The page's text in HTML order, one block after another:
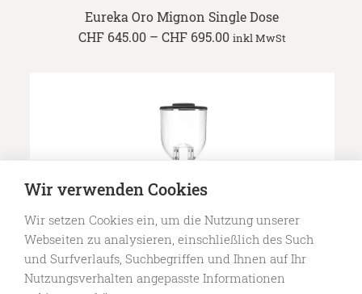
Eureka Oro Mignon Single Dose
CHF645.00 – CHF695.00Price
range:
inkl MwSt
Wir verwenden Cookies
Wir setzen Cookies ein, um die Nutzung unserer
Webseiten zu analysieren, einschließlich des Such
und Surfverlaufs, Suchbegriffen und Ihnen auf Ihr
Nutzungsverhalten angepasste Informationen